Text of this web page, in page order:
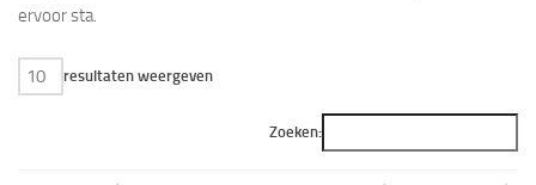
ervoor sta.
resultaten weergeven
Zoeken: